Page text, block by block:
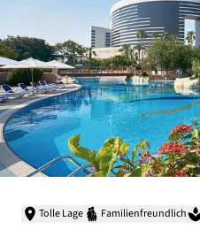
Tolle Lage Familienfreundlich